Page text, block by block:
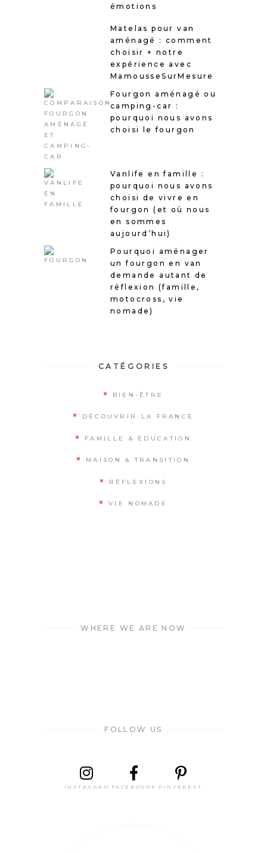
émotions
Matelas pour van
aménagé : comment
choisir + notre
expérience avec
MamousseSurMesure
Fourgon aménagé ou
camping-car :
pourquoi nous avons
choisi le fourgon
Vanlife en famille :
pourquoi nous avons
choisi de vivre en
fourgon (et où nous
en sommes
aujourd’hui)
Pourquoi aménager
un fourgon en van
demande autant de
réflexion (famille,
motocross, vie
nomade)
CATÉGORIES
BIEN-ÊTRE
DÉCOUVRIR LA FRANCE
FAMILLE & ÉDUCATION
MAISON & TRANSITION
RÉFLEXIONS
VIE NOMADE
WHERE WE ARE NOW
FOLLOW US
INSTAGRAM FACEBOOOK PINTEREST